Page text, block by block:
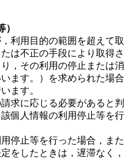
利用目的の範囲を超えて取
は不正の手段により取得さ
，その利用の停止または消
ます。）を求められた場合
ます。
求に応じる必要があると判
個人情報の利用停止等を行
停止等を行った場合，また
をしたときは，遅滞なく，